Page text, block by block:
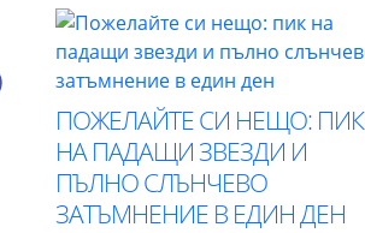
ПОЖЕЛАЙТЕ СИ НЕЩО: ПИК
НА ПАДАЩИ ЗВЕЗДИ И
ПЪЛНО СЛЪНЧЕВО
ЗАТЪМНЕНИЕ В ЕДИН ДЕН